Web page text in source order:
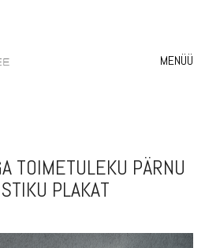
MENÜÜ
TOIMETULEKU PÄRNU
PLAKAT